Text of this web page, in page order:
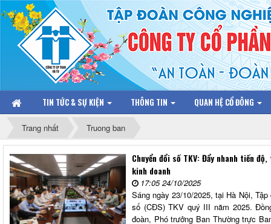
TIN TỨC & SỰ KIỆN THÔNG TIN QUAN HỆ CỔ ĐÔNG
Trang nhất Truong ban
Chuyển đổi số TKV: Đẩy nhanh tiến
kinh doanh
17:05 24/10/2025
Sáng ngày 23/10/2025, tại Hà Nội,
số (CĐS) TKV quý III năm 2025.
đoàn, Phó trưởng Ban Thường trực